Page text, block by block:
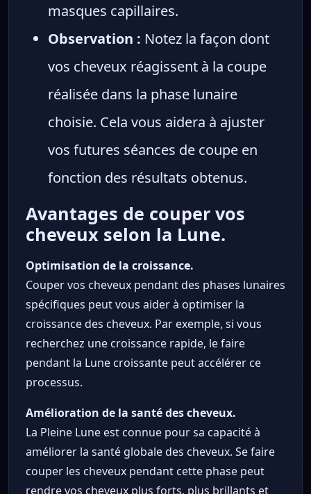
masques capillaires.
Observation : Notez la façon dont
vos cheveux réagissent à la coupe
réalisée dans la phase lunaire
choisie. Cela vous aidera à ajuster
vos futures séances de coupe en
fonction des résultats obtenus.
Avantages de couper vos
cheveux selon la Lune.
Optimisation de la croissance.
Couper vos cheveux pendant des phases lunaires
spécifiques peut vous aider à optimiser la
croissance des cheveux. Par exemple, si vous
recherchez une croissance rapide, le faire
pendant la Lune croissante peut accélérer ce
processus.
Amélioration de la santé des cheveux.
La Pleine Lune est connue pour sa capacité à
améliorer la santé globale des cheveux. Se faire
couper les cheveux pendant cette phase peut
rendre vos cheveux plus forts, plus brillants et